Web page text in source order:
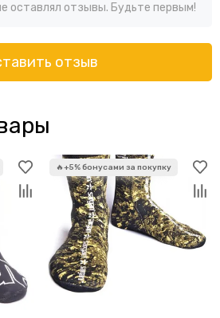
оставлял отзывы. Будьте первым!
отзыв